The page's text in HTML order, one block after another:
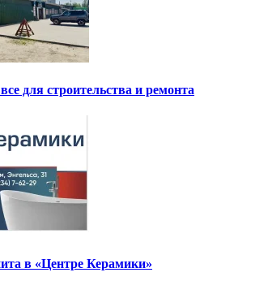
для строительства и ремонта
в «Центре Керамики»